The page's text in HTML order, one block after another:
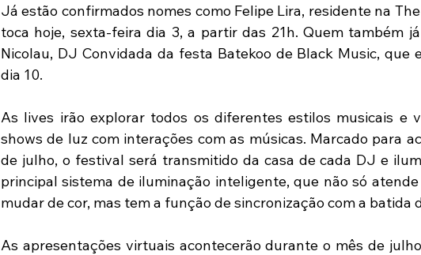
Já estão confirmados nomes como Felipe Lira, residente na
toca hoje, sexta-feira dia 3, a partir das 21h. Quem também
Nicolau, DJ Convidada da festa Batekoo de Black Music, que
dia 10.
As lives irão explorar todos os diferentes estilos musicais e
shows de luz com interações com as músicas. Marcado para
de julho, o festival será transmitido da casa de cada DJ e
principal sistema de iluminação inteligente, que não só
mudar de cor, mas tem a função de sincronização com a batida
As apresentações virtuais acontecerão durante o mês de